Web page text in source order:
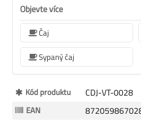
Objevte více
Čaj
Sypaný čaj
Více
informací
Kód produktu CDJ-VT-0028
EAN